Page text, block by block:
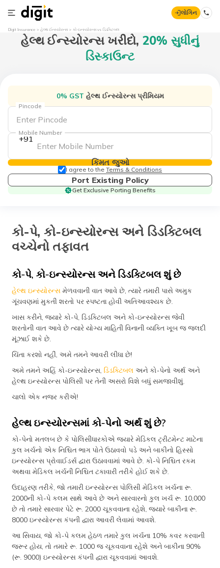
લોગિન
Digit Insurance હેલ્થ ઈન્સ્યોરન્સ કો-ઇન્સ્યોરન્સ vs ડિડક્ટિબલ
હેલ્થ ઈન્સ્યોરન્સ ખરીદો, 20% સુધીનું
ડિસ્કાઉન્ટ
0% GST હેલ્થ ઈન્સ્યોરન્સ પ્રીમિયમ
Pincode
+91
Mobile Number
કિંમત જુઓ
I agree to the Terms & Conditions
Port Existing Policy
Get Exclusive Porting Benefits
કો-પે, કો-ઇન્સ્યોરન્સ અને ડિડક્ટિબલ
વચ્ચેનો તફાવત
કો-પે, કો-ઇન્સ્યોરન્સ અને ડિડક્ટિબલ શું છે
હેલ્થ ઇન્સ્યોરન્સ મેળવવાની વાત આવે છે, ત્યારે તમારી પાસે અમુક
ગૂંચવણમાં મુકતી શરતો પર સ્પષ્ટતા હોવી અતિઆવશ્યક છે.
ખાસ કરીને, જ્યારે કો-પે, ડિડક્ટિબલ અને કો-ઇન્સ્યોરન્સ જેવી
શરતોની વાત આવે છે ત્યારે યોગ્ય માહિતી વિનાની વ્યક્તિ ખૂબ જ જલદી
મૂંઝાઈ શકે છે.
ચિંતા કરશો નહીં, અમે તમને આવરી લીધા છે!
અમે તમને અહિં કો-ઇન્સ્યોરન્સ, ડિડક્ટિબલ અને કો-પેનો અર્થ અને
હેલ્થ ઇન્સ્યોરન્સ પોલિસી પર તેની અસરો વિશે બધું સમજાવીશું.
ચાલો એક નજર કરીએ!
હેલ્થ ઇન્સ્યોરન્સમાં કો-પેનો અર્થ શું છે?
કો-પેનો મતલબ છે કે પોલિસીધારકોએ જ્યારે મેડિકલ ટ્રીટમેન્ટ માટેના
કુલ ખર્ચનો એક નિશ્ચિત ભાગ પોતે ઉઠાવવો પડે અને બાકીનો હિસ્સો
ઇન્સ્યોરન્સ પ્રોવાઈડર્સ દ્વારા ઉઠાવવામાં આવે છે. કો-પે નિશ્ચિત રકમ
અથવા મેડિકલ ખર્ચની નિશ્ચિત ટકાવારી તરીકે હોઈ શકે છે.
ઉદાહરણ તરીકે, જો તમારી ઇન્સ્યોરન્સ પોલિસી મેડિકલ ખર્ચના રૂ.
2000ની કો-પે કલમ સાથે આવે છે અને સારવારનો કુલ ખર્ચ રૂ. 10,000
છે તો તમારે સારવાર પેટે રૂ. 2000 ચૂકવવાના રહેશે, જ્યારે બાકીના રૂ.
8000 ઇન્સ્યોરન્સ કંપની દ્વારા આવરી લેવામાં આવશે.
આ સિવાય, જો કો-પે કલમ હેઠળ તમારે કુલ ખર્ચના 10% કવર કરવાની
જરૂર હોય, તો તમારે રૂ. 1000 જ ચૂકવવાના રહેશે અને બાકીના 90%
(રૂ. 9000) ઇન્સ્યોરન્સ કંપની દ્વારા ચૂકવવામાં આવશે.